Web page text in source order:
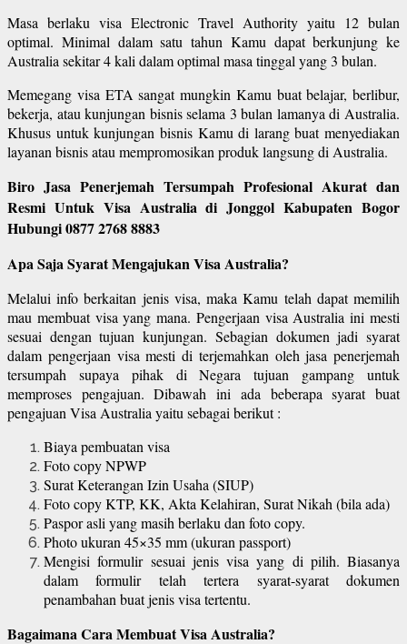
Masa berlaku visa Electronic Travel Authority yaitu 12 bulan
optimal. Minimal dalam satu tahun Kamu dapat berkunjung ke
Australia sekitar 4 kali dalam optimal masa tinggal yang 3 bulan.
Memegang visa ETA sangat mungkin Kamu buat belajar, berlibur,
bekerja, atau kunjungan bisnis selama 3 bulan lamanya di Australia.
Khusus untuk kunjungan bisnis Kamu di larang buat menyediakan
layanan bisnis atau mempromosikan produk langsung di Australia.
Biro Jasa Penerjemah Tersumpah Profesional Akurat dan
Resmi Untuk Visa Australia di Jonggol Kabupaten Bogor
Hubungi 0877 2768 8883
Apa Saja Syarat Mengajukan Visa Australia?
Melalui info berkaitan jenis visa, maka Kamu telah dapat memilih
mau membuat visa yang mana. Pengerjaan visa Australia ini mesti
sesuai dengan tujuan kunjungan. Sebagian dokumen jadi syarat
dalam pengerjaan visa mesti di terjemahkan oleh jasa penerjemah
tersumpah supaya pihak di Negara tujuan gampang untuk
memproses pengajuan. Dibawah ini ada beberapa syarat buat
pengajuan Visa Australia yaitu sebagai berikut :
Biaya pembuatan visa
Foto copy NPWP
Surat Keterangan Izin Usaha (SIUP)
Foto copy KTP, KK, Akta Kelahiran, Surat Nikah (bila ada)
Paspor asli yang masih berlaku dan foto copy.
Photo ukuran 45×35 mm (ukuran passport)
Mengisi formulir sesuai jenis visa yang di pilih. Biasanya
dalam formulir telah tertera syarat-syarat dokumen
penambahan buat jenis visa tertentu.
Bagaimana Cara Membuat Visa Australia?